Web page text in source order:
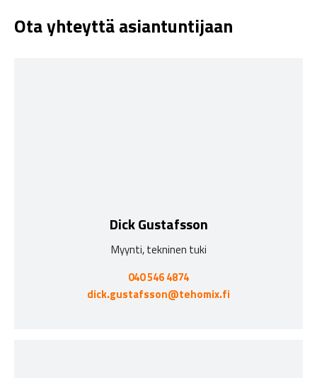
Ota yhteyttä asiantuntijaan
Dick Gustafsson
Myynti, tekninen tuki
040 546 4874
dick.gustafsson@tehomix.fi